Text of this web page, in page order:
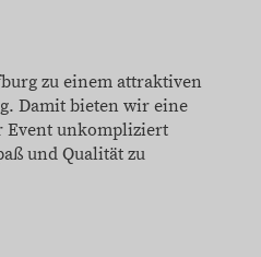
zu einem attraktiven
Damit bieten wir eine
Event unkompliziert
und Qualität zu